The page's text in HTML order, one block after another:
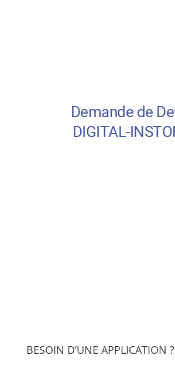
BESOIN D’UNE APPLICATION ?